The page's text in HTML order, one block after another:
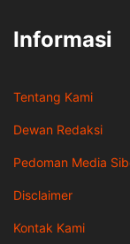
Informasi
Tentang Kami
Dewan Redaksi
Pedoman Media
Disclaimer
Kontak Kami